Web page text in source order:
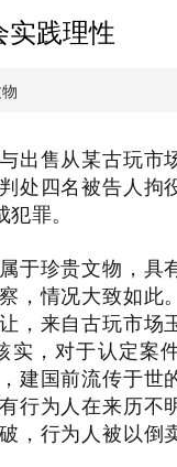
实践理性
出售从某古玩市
处四名被告人拘
罪。
于珍贵文物，具
，情况大致如此
，来自古玩市场
，对于认定案
建国前流传于世
行为人在来历不
，行为人被以倒